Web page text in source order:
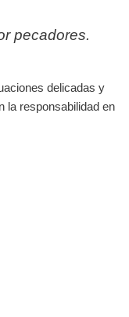
pecadores.
delicadas y
la responsabilidad en